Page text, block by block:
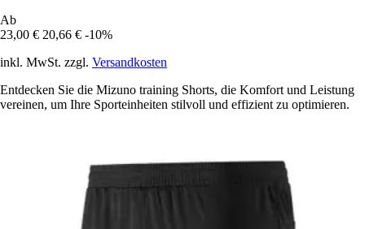
Ab
23,00 € 20,66 € -10%
inkl. MwSt. zzgl. Versandkosten
Entdecken Sie die Mizuno training Shorts, die Komfort und Leistung
vereinen, um Ihre Sporteinheiten stilvoll und effizient zu optimieren.